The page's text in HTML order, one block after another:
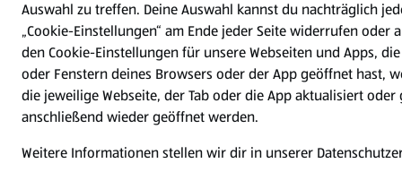
Auswahl zu treffen. Deine Auswahl kannst du nachträglich
„Cookie-Einstellungen“ am Ende jeder Seite widerrufen oder
den Cookie-Einstellungen für unsere Webseiten und Apps,
oder Fenstern deines Browsers oder der App geöffnet hast,
die jeweilige Webseite, der Tab oder die App aktualisiert oder
anschließend wieder geöffnet werden.
Weitere Informationen stellen wir dir in unserer